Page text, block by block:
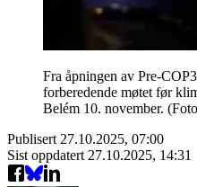
Fra åpningen av Pre-
forberedende møtet før
Belém 10. november.
Publisert 27.10.2025, 07:00
Sist oppdatert 27.10.2025, 14:31